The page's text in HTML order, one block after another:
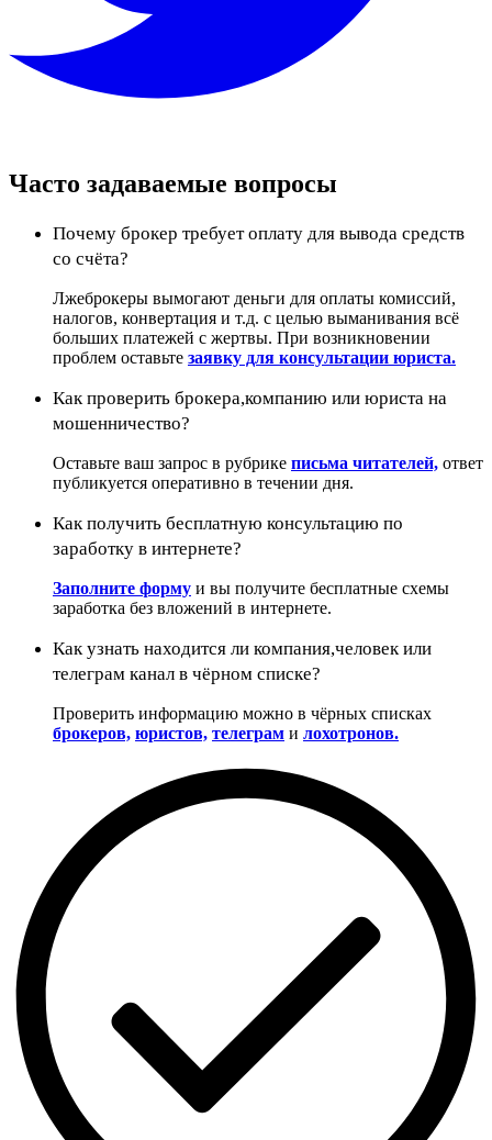
Часто задаваемые вопросы
Почему брокер требует оплату для вывода средств
со счёта?
Лжеброкеры вымогают деньги для оплаты комиссий,
налогов, конвертация и т.д. с целью выманивания всё
больших платежей с жертвы. При возникновении
проблем оставьте заявку для консультации юриста.
Как проверить брокера,компанию или юриста на
мошенничество?
Оставьте ваш запрос в рубрике письма читателей, ответ
публикуется оперативно в течении дня.
Как получить бесплатную консультацию по
заработку в интернете?
Заполните форму и вы получите бесплатные схемы
заработка без вложений в интернете.
Как узнать находится ли компания,человек или
телеграм канал в чёрном списке?
Проверить информацию можно в чёрных списках
брокеров, юристов, телеграм и лохотронов.